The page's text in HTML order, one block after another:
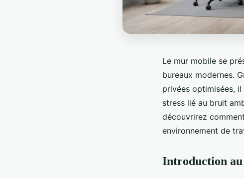
Le mur mobile se
bureaux modernes.
privées optimisées,
stress lié au bruit
découvrirez
environnement de
Introduction au